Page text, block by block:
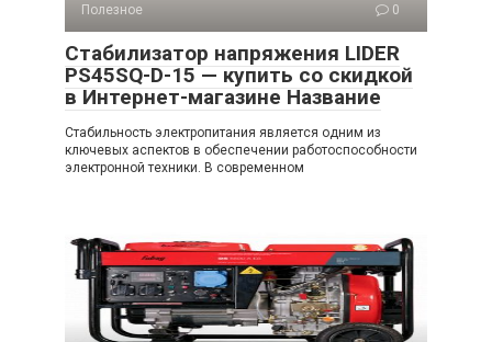
Полезное 0
Стабилизатор напряжения LIDER
PS45SQ-D-15 — купить со скидкой
в Интернет-магазине Название
Стабильность электропитания является одним из
ключевых аспектов в обеспечении работоспособности
электронной техники. В современном